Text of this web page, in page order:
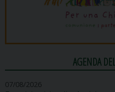
AGENDA
07/08/2026